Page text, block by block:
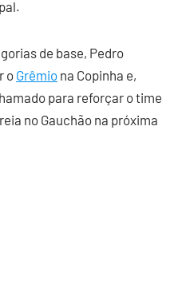
de base, Pedro
o Grêmio na Copinha e,
para reforçar o time
no Gauchão na próxima